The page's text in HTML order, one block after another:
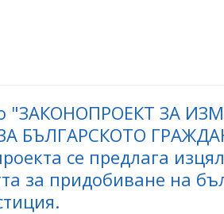
"ЗАКОНОПРОЕКТ ЗА
БЪЛГАРСКОТО
се предлага
за придобиване на